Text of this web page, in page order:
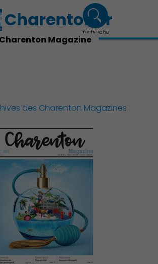
Découvrir Charenton
Démocratie locale
Famille
Charenton.fr
recherche
Charenton Magazine
des Charenton Magazines